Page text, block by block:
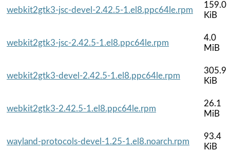
webkit2gtk3-jsc-devel-2.42.5-1.el8.ppc64le.rpm
159.0
KiB
webkit2gtk3-jsc-2.42.5-1.el8.ppc64le.rpm
4.0
MiB
webkit2gtk3-devel-2.42.5-1.el8.ppc64le.rpm
305.9
KiB
webkit2gtk3-2.42.5-1.el8.ppc64le.rpm
26.1
MiB
wayland-protocols-devel-1.25-1.el8.noarch.rpm
93.4
KiB